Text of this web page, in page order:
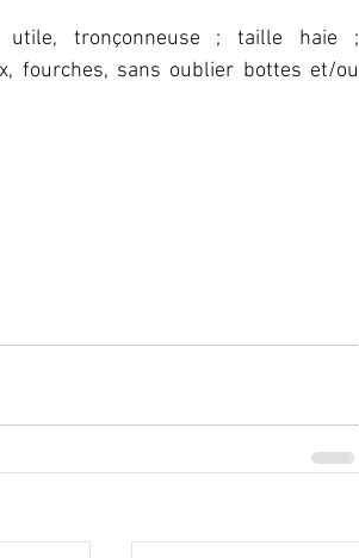
tronçonneuse ; taille haie ;
fourches, sans oublier bottes et/ou